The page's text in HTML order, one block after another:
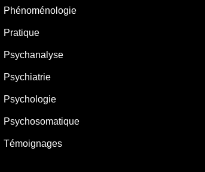
Phénoménologie
Pratique
Psychanalyse
Psychiatrie
Psychologie
Psychosomatique
Témoignages